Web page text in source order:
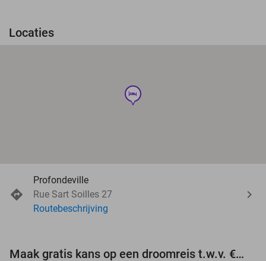
Locaties
hotel
Profondeville
Rue Sart Soilles 27
Routebeschrijving
Maak gratis kans op een droomreis t.w.v. €3.000!